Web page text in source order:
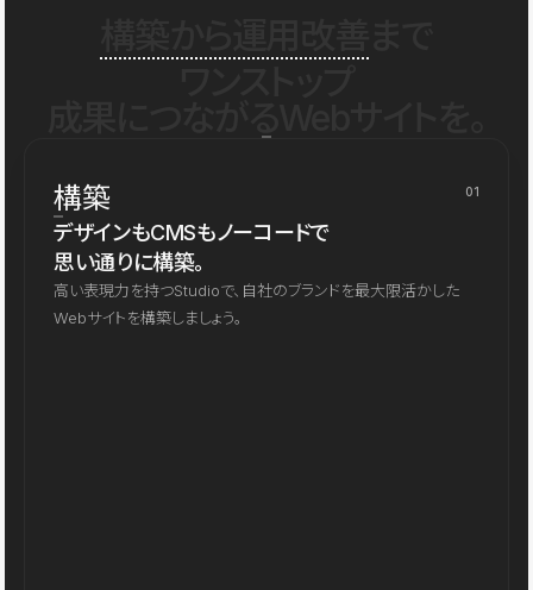
構築 01
デザインもCMSもノーコードで
思い通りに構築。
高い表現力を持つStudioで、自社のブランドを最大限活かした
Webサイトを構築しましょう。